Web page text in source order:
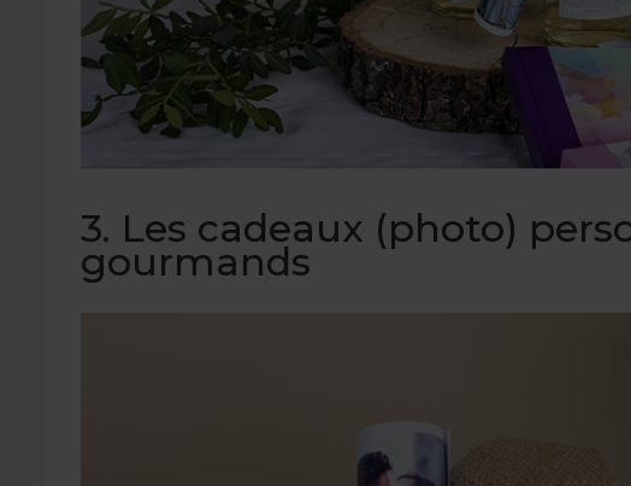
3. Les cadeaux (photo)
gourmands